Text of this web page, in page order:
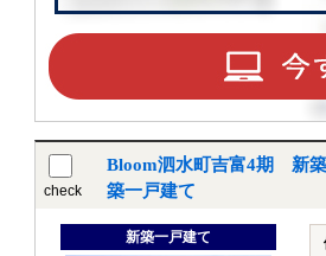
check
Bloom泗水町吉富4期 新
築一戸建て
新築一戸建て